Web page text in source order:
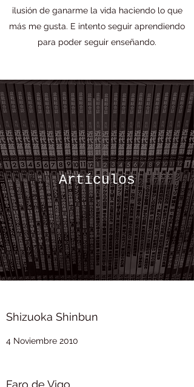
ilusión de ganarme la vida haciendo lo que
más me gusta. E intento seguir aprendiendo
para poder seguir enseñando.
Artículos
Shizuoka Shinbun
4 Noviembre 2010
Faro de Vigo